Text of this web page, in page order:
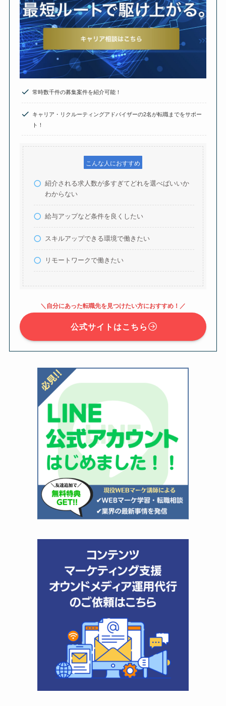
常時数千件の募集案件を紹介可能！
キャリア・リクルーティングアドバイザーの2名が転職までをサポー
ト！
こんな人におすすめ
紹介される求人数が多すぎてどれを選べばいいか
わからない
給与アップなど条件を良くしたい
スキルアップできる環境で働きたい
リモートワークで働きたい
＼自分にあった転職先を見つけたい方におすすめ！／
公式サイトはこちら